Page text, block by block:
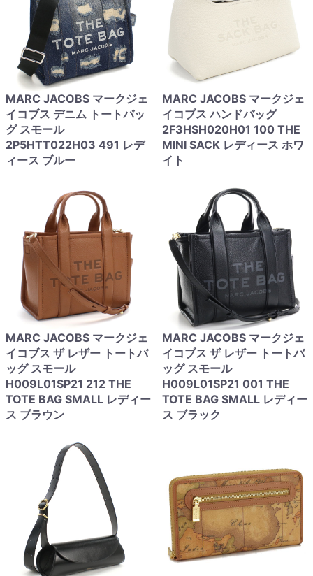
MARC JACOBS マークジェ
イコブス デニム トートバッ
グ スモール
2P5HTT022H03 491 レデ
ィース ブルー
MARC JACOBS マークジェ
イコブス ハンドバッグ
2F3HSH020H01 100 THE
MINI SACK レディース ホワ
イト
MARC JACOBS マークジェ
イコブス ザ レザー トートバ
ッグ スモール
H009L01SP21 212 THE
TOTE BAG SMALL レディー
ス ブラウン
MARC JACOBS マークジェ
イコブス ザ レザー トートバ
ッグ スモール
H009L01SP21 001 THE
TOTE BAG SMALL レディー
ス ブラック